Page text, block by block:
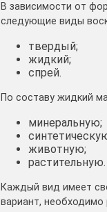
В зависимости от
следующие виды
твердый;
жидкий;
спрей.
По составу жидкий
минеральную;
животную;
растительную.
Каждый вид имеет
вариант,